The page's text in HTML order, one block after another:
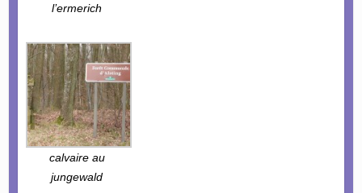
l’ermerich
calvaire au
jungewald